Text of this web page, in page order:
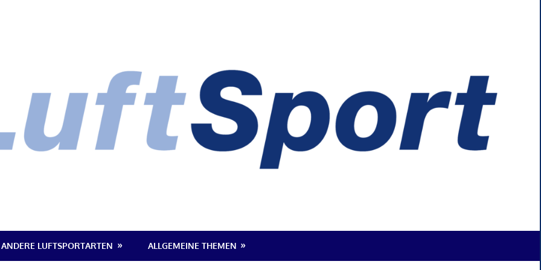
ANDERE LUFTSPORTARTEN ALLGEMEINE THEMEN